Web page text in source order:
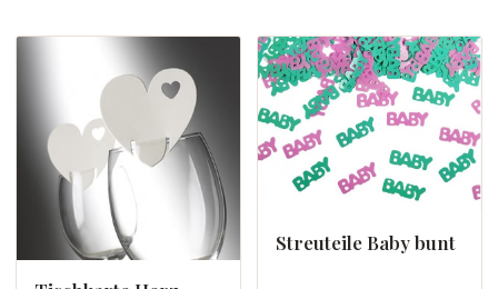
Streuteile Baby bunt